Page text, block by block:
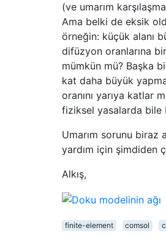
(ve umarım
Ama belki de eksik
örneğin: küçük alanı
difüzyon oranlarına
mümkün mü? Başka
kat daha büyük
oranını yarıya katlar
fiziksel yasalarda bile
Umarım sorunu biraz
yardım için şimdiden
Alkış,
finite-element comsol